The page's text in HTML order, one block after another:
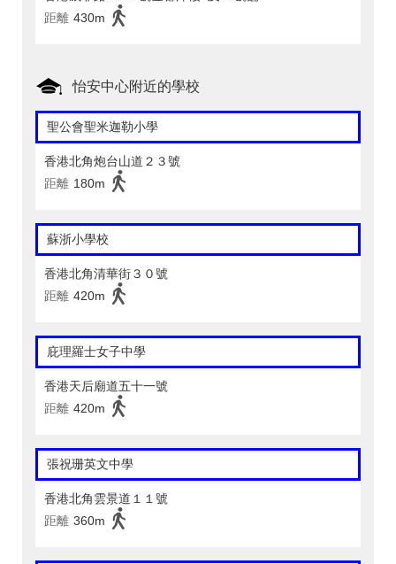
距離 430m
怡安中心附近的學校
聖公會聖米迦勒小學
香港北角炮台山道２３號
距離 180m
蘇浙小學校
香港北角清華街３０號
距離 420m
庇理羅士女子中學
香港天后廟道五十一號
距離 420m
張祝珊英文中學
香港北角雲景道１１號
距離 360m